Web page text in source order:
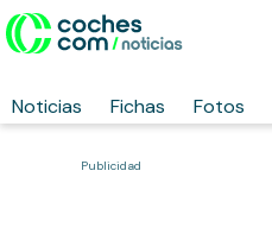
Noticias Fichas Fotos
Publicidad